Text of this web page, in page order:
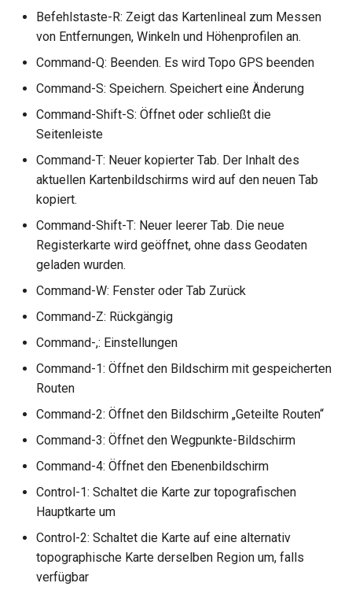
Befehlstaste-R: Zeigt das Kartenlineal zum Messen
von Entfernungen, Winkeln und Höhenprofilen an.
Command-Q: Beenden. Es wird Topo GPS beenden
Command-S: Speichern. Speichert eine Änderung
Command-Shift-S: Öffnet oder schließt die
Seitenleiste
Command-T: Neuer kopierter Tab. Der Inhalt des
aktuellen Kartenbildschirms wird auf den neuen Tab
kopiert.
Command-Shift-T: Neuer leerer Tab. Die neue
Registerkarte wird geöffnet, ohne dass Geodaten
geladen wurden.
Command-W: Fenster oder Tab Zurück
Command-Z: Rückgängig
Command-,: Einstellungen
Command-1: Öffnet den Bildschirm mit gespeicherten
Routen
Command-2: Öffnet den Bildschirm „Geteilte Routen“
Command-3: Öffnet den Wegpunkte-Bildschirm
Command-4: Öffnet den Ebenenbildschirm
Control-1: Schaltet die Karte zur topografischen
Hauptkarte um
Control-2: Schaltet die Karte auf eine alternativ
topographische Karte derselben Region um, falls
verfügbar